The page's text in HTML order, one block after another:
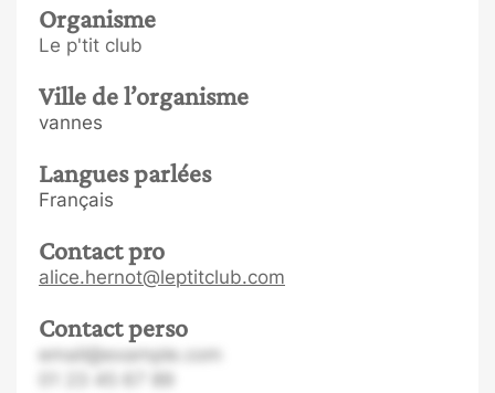
Organisme
Le p'tit club
Ville de l’organisme
vannes
Langues parlées
Français
Contact pro
alice.hernot@leptitclub.com
Contact perso
email@example.com